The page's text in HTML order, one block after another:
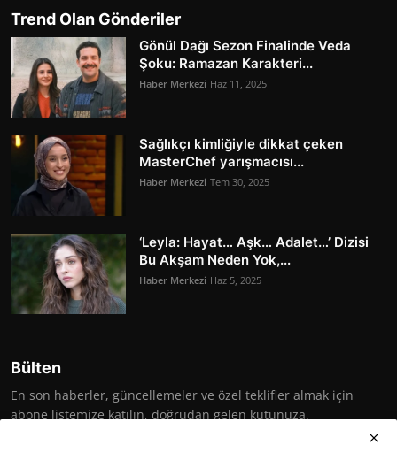
Trend Olan Gönderiler
Gönül Dağı Sezon Finalinde Veda
Şoku: Ramazan Karakteri...
Haber Merkezi Haz 11, 2025
Sağlıkçı kimliğiyle dikkat çeken
MasterChef yarışmacısı...
Haber Merkezi Tem 30, 2025
‘Leyla: Hayat… Aşk… Adalet…’ Dizisi
Bu Akşam Neden Yok,...
Haber Merkezi Haz 5, 2025
Bülten
En son haberler, güncellemeler ve özel teklifler almak için
abone listemize katılın, doğrudan gelen kutunuza.